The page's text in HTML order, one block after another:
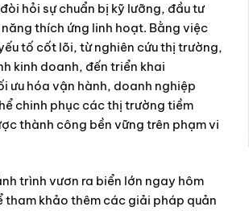
hỏi sự chuẩn bị kỹ lưỡng, đầu tư
thích ứng linh hoạt. Bằng việc
tố cốt lõi, từ nghiên cứu thị trường,
kinh doanh, đến triển khai
ưu hóa vận hành, doanh nghiệp
chinh phục các thị trường tiềm
thành công bền vững trên phạm vi
trình vươn ra biển lớn ngay hôm
tham khảo thêm các giải pháp quản